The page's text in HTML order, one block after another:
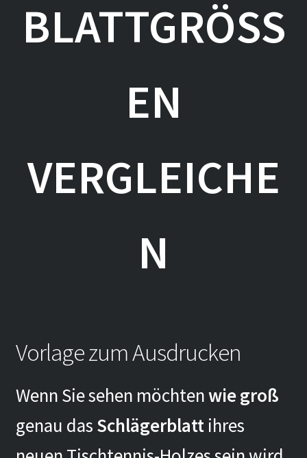
BLATTGRÖSSE
N V
ERGLEICHEN
Vorlage zum Ausdrucken
Wenn Sie sehen möchtenwie groß
genau das Schlägerblattihres